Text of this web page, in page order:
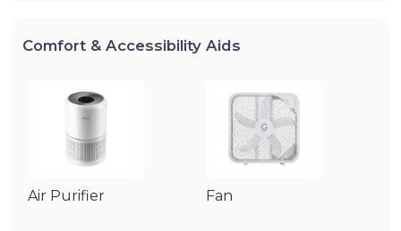
Comfort & Accessibility Aids
Air Purifier Fan